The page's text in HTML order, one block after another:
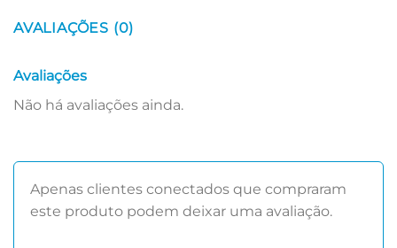
AVALIAÇÕES (0)
Avaliações
Não há avaliações ainda.
Apenas clientes conectados que compraram
este produto podem deixar uma avaliação.